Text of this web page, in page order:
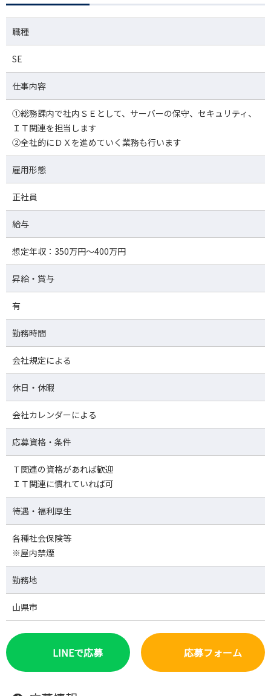
職種
SE
仕事内容
①総務課内で社内ＳＥとして、サーバーの保守、セキュリティ、
ＩＴ関連を担当します
②全社的にＤＸを進めていく業務も行います
雇用形態
正社員
給与
想定年収：350万円～400万円
昇給・賞与
有
勤務時間
会社規定による
休日・休暇
会社カレンダーによる
応募資格・条件
Ｔ関連の資格があれば歓迎
ＩＴ関連に慣れていれば可
待遇・福利厚生
各種社会保険等
※屋内禁煙
勤務地
山県市
LINEで応募 応募フォーム